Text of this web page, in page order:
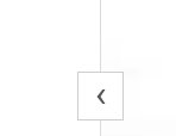
‹